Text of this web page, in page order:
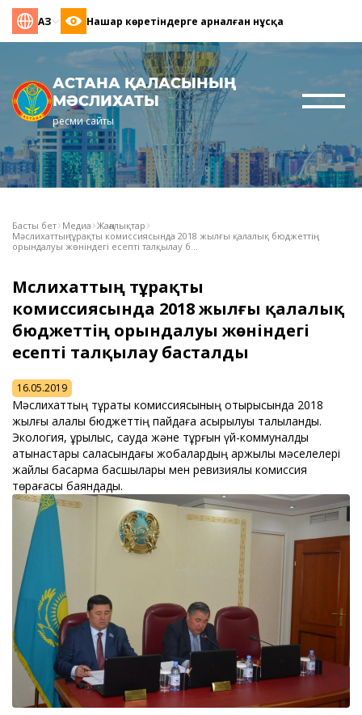
ҚАЗ Нашар көретіндерге арналған нұсқа
АСТАНА ҚАЛАСЫНЫҢ
МӘСЛИХАТЫ
ресми сайты
Басты бет Медиа Жаңалықтар
Мәслихаттың тұрақты комиссиясында 2018 жылғы қалалық бюджеттің
орындалуы жөніндегі есепті талқылау б...
Мәслихаттың тұрақты
комиссиясында 2018 жылғы қалалық
бюджеттің орындалуы жөніндегі
есепті талқылау басталды
16.05.2019
Мәслихаттың тұрақты комиссиясының отырысында 2018
жылғы қалалық бюджеттің пайдаға асырылуы талқыланды.
Экология, құрылыс, сауда және тұрғын үй-коммуналдық
қатынастары саласындағы жобалардың қаржылық мәселелері
жайлы басқарма басшылары мен ревизиялық комиссия
төрағасы баяндады.